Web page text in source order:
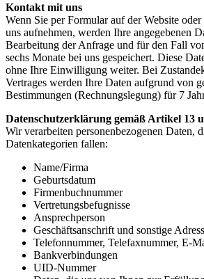
Kontakt mit uns
Wenn Sie per Formular auf der Website
uns aufnehmen, werden Ihre angegebenen
Bearbeitung der Anfrage und für den Fall
sechs Monate bei uns gespeichert. Diese
ohne Ihre Einwilligung weiter. Bei
Vertrages werden Ihre Daten aufgrund von
Bestimmungen (Rechnungslegung) für 7
Datenschutzerklärung gemäß Artikel 13
Wir verarbeiten personenbezogenen Daten,
Datenkategorien fallen:
Name/Firma
Geburtsdatum
Firmenbuchnummer
Vertretungsbefugnisse
Ansprechperson
Geschäftsanschrift und sonstige
Telefonnummer, Telefaxnummer, E-
Bankverbindungen
UID-Nummer